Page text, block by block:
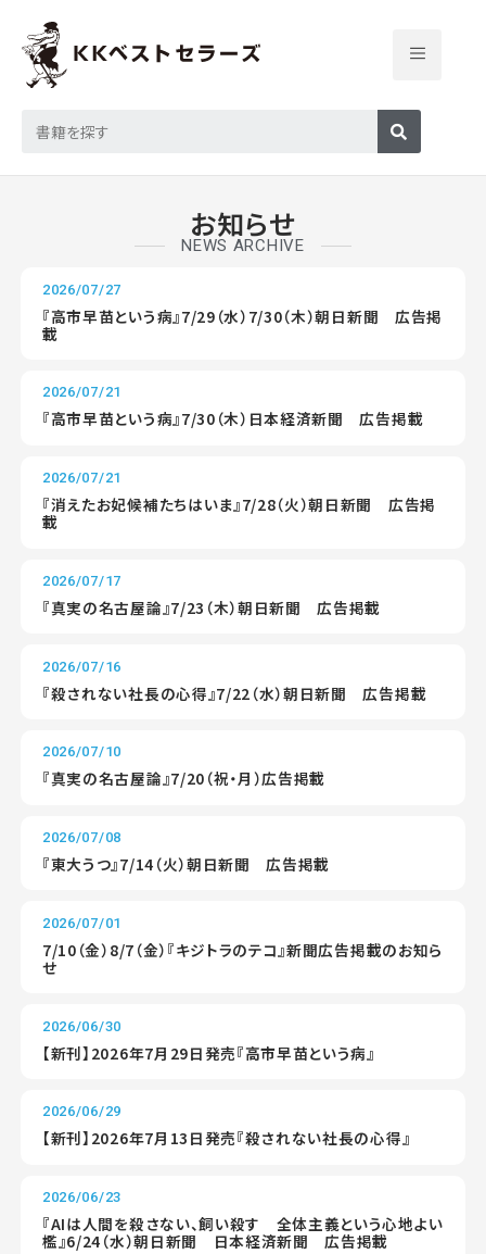
お知らせ
NEWS ARCHIVE
2026/07/27
『高市早苗という病』7/29（水）7/30（木）朝日新聞 広告掲
載
2026/07/21
『高市早苗という病』7/30（木）日本経済新聞 広告掲載
2026/07/21
『消えたお妃候補たちはいま』7/28（火）朝日新聞 広告掲
載
2026/07/17
『真実の名古屋論』7/23（木）朝日新聞 広告掲載
2026/07/16
『殺されない社長の心得』7/22（水）朝日新聞 広告掲載
2026/07/10
『真実の名古屋論』7/20（祝・月）広告掲載
2026/07/08
『東大うつ』7/14（火）朝日新聞 広告掲載
2026/07/01
7/10（金）8/7（金）『キジトラのテコ』新聞広告掲載のお知ら
せ
2026/06/30
【新刊】2026年7月29日発売『高市早苗という病』
2026/06/29
【新刊】2026年7月13日発売『殺されない社長の心得』
2026/06/23
『AIは人間を殺さない、飼い殺す 全体主義という心地よい
檻』6/24（水）朝日新聞 日本経済新聞 広告掲載